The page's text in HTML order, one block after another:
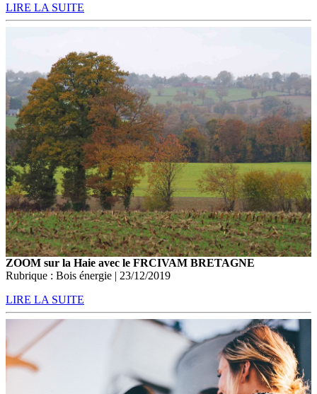
LIRE LA SUITE
ZOOM sur la Haie avec le FRCIVAM BRETAGNE
Rubrique : Bois énergie | 23/12/2019
LIRE LA SUITE